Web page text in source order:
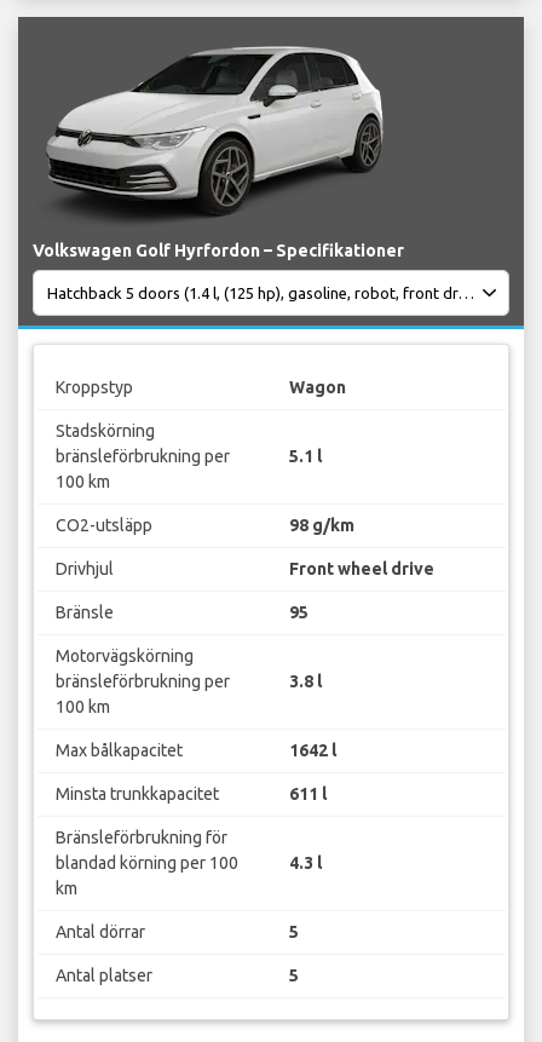
Volkswagen Golf Hyrfordon – Specifikationer
Kroppstyp Wagon
Stadskörning
bränsleförbrukning per
100 km
5.1 l
CO2-utsläpp 98 g/km
Drivhjul Front wheel drive
Bränsle 95
Motorvägskörning
bränsleförbrukning per
100 km
3.8 l
Max bålkapacitet 1642 l
Minsta trunkkapacitet 611 l
Bränsleförbrukning för
blandad körning per 100
km
4.3 l
Antal dörrar 5
Antal platser 5